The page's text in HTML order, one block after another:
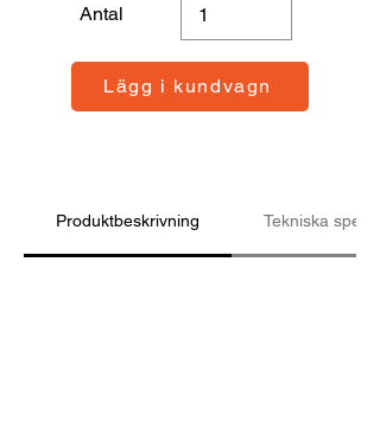
Antal
Lägg i kundvagn
Produktbeskrivning Tekniska